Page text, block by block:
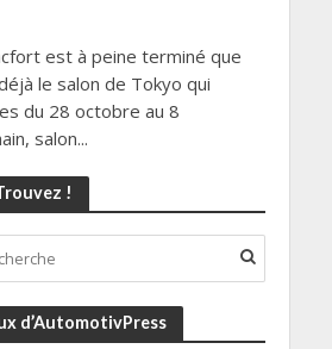
est à peine terminé que
le salon de Tokyo qui
du 28 octobre au 8
salon...
!
d’AutomotivPress